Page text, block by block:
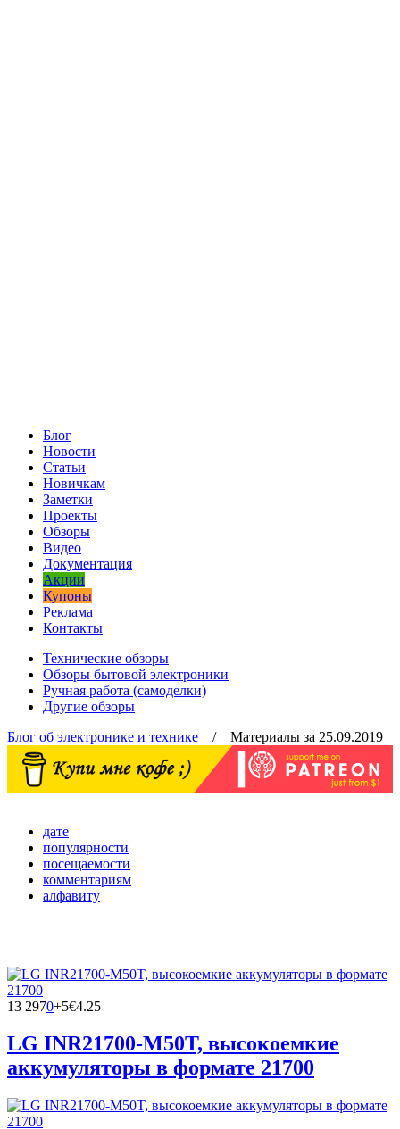
Блог
Новости
Статьи
Новичкам
Заметки
Проекты
Обзоры
Видео
Документация
Акции
Купоны
Реклама
Контакты
Технические обзоры
Обзоры бытовой электроники
Ручная работа (самоделки)
Другие обзоры
Блог об электронике и технике / Материалы за 25.09.2019
дате
популярности
посещаемости
комментариям
алфавиту
13 2970+5€4.25
LG INR21700-M50T, высокоемкие
аккумуляторы в формате 21700